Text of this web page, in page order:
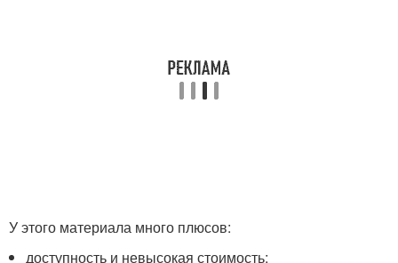
У этого материала много плюсов:
доступность и невысокая стоимость;